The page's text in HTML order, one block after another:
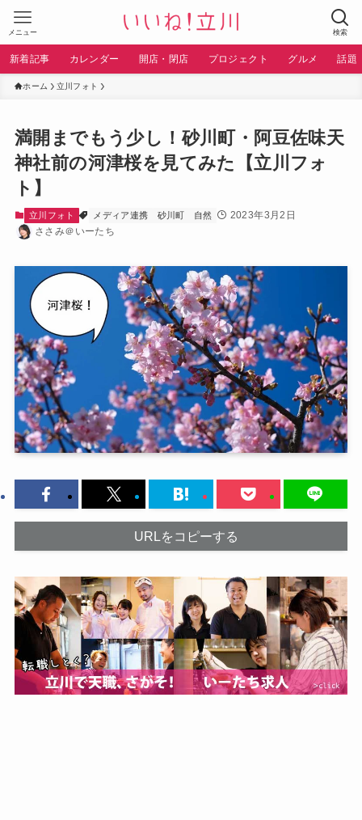
検索
メニュー
新着記事 カレンダー 開店・閉店 プロジェクト グルメ 話題
ホーム 立川フォト
満開までもう少し！砂川町・阿豆佐味天
神社前の河津桜を見てみた【立川フォ
ト】
立川フォト メディア連携 砂川町 自然
2023年3月2日
ささみ＠いーたち
URLをコピーする